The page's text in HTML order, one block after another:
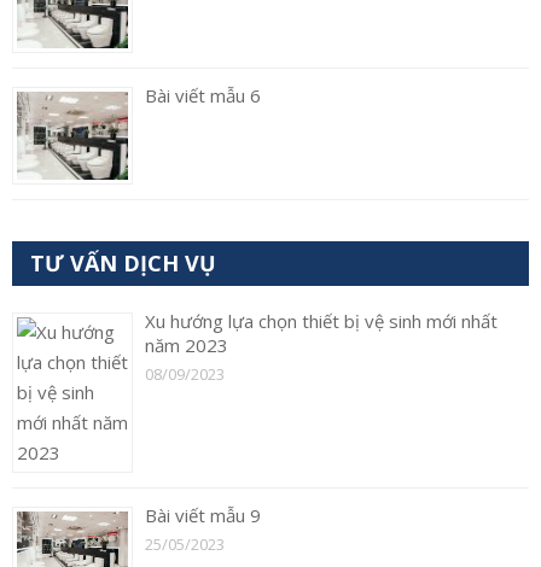
Bài viết mẫu 6
TƯ VẤN DỊCH VỤ
Xu hướng lựa chọn thiết bị vệ sinh mới nhất
năm 2023
08/09/2023
Bài viết mẫu 9
25/05/2023